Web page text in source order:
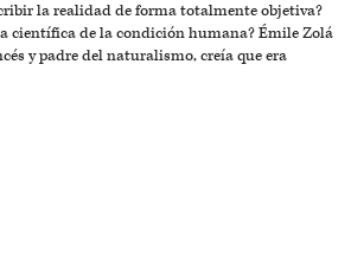
la realidad de forma totalmente objetiva?
científica de la condición humana? Émile Zolá
y padre del naturalismo, creía que era